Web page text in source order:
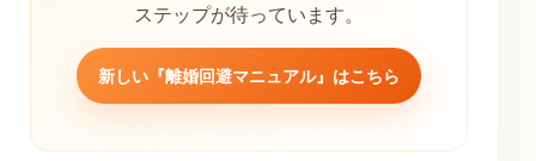
ステップが待っています。
新しい『離婚回避マニュアル』はこちら